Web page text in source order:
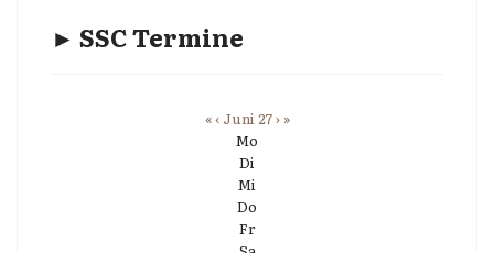
► SSC Termine
«‹ Juni 27›»
Mo
Di
Mi
Do
Fr